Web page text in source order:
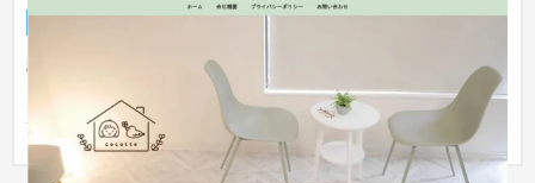
栃木県矢板市で不動産業を営むcocotte合同会社様のコーポレー
トサイトです。WordPressを利用して制作いたしました。不動
産情報の...